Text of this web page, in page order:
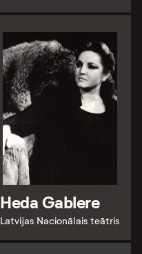
Heda Gablere
Latvijas Nacionālais teātris